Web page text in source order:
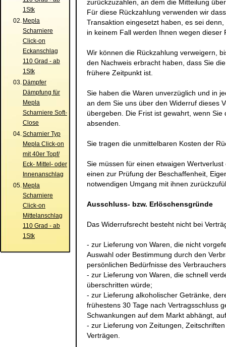
1Stk
02. Mepla
Scharniere
Click-on
Eckanschlag
110 Grad - ab
1Stk
03. Dämpfer
Dämpfung für
Mepla
Scharniere Soft-
Close
04.Scharnier Typ
Mepla Click-on
mit 40er Topf/
Eck- Mittel- oder
Innenanschlag
05. Mepla
Scharniere
Click-on
Mittelanschlag
110 Grad - ab
1Stk
zurückzuzahlen, an dem die Mitteilung
Für diese Rückzahlung verwenden wir
Transaktion eingesetzt haben, es sei
in keinem Fall werden Ihnen wegen dieser
Wir können die Rückzahlung verweigern,
den Nachweis erbracht haben, dass Sie
frühere Zeitpunkt ist.
Sie haben die Waren unverzüglich und in
an dem Sie uns über den Widerruf dieses
übergeben. Die Frist ist gewahrt, wenn
absenden.
Sie tragen die unmittelbaren Kosten der
Sie müssen für einen etwaigen
einen zur Prüfung der Beschaffenheit,
notwendigen Umgang mit ihnen
Ausschluss- bzw. Erlöschensgründe
Das Widerrufsrecht besteht nicht bei
- zur Lieferung von Waren, die nicht
Auswahl oder Bestimmung durch den
persönlichen Bedürfnisse des
- zur Lieferung von Waren, die schnell
überschritten würde;
- zur Lieferung alkoholischer Getränke,
frühestens 30 Tage nach Vertragsschluss
Schwankungen auf dem Markt abhängt,
- zur Lieferung von Zeitungen,
Verträgen.